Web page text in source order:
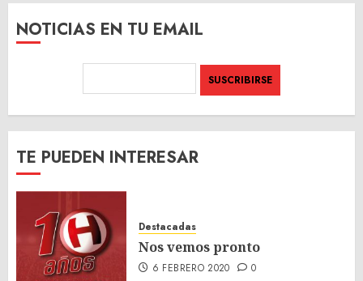
NOTICIAS EN TU EMAIL
TE PUEDEN INTERESAR
Destacadas
Nos vemos pronto
6 FEBRERO 2020 0